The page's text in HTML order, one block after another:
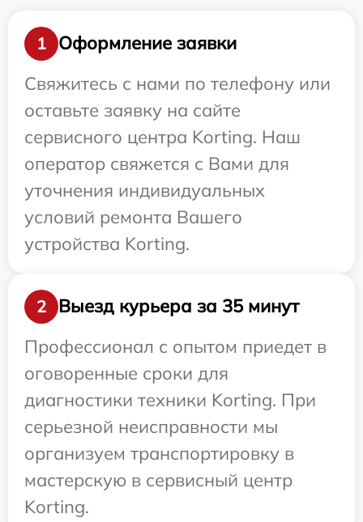
1
Оформление заявки
Свяжитесь с нами по телефону или
оставьте заявку на сайте
сервисного центра Korting. Наш
оператор свяжется с Вами для
уточнения индивидуальных
условий ремонта Вашего
устройства Korting.
2
Выезд курьера за 35 минут
Профессионал с опытом приедет в
оговоренные сроки для
диагностики техники Korting. При
серьезной неисправности мы
организуем транспортировку в
мастерскую в сервисный центр
Korting.